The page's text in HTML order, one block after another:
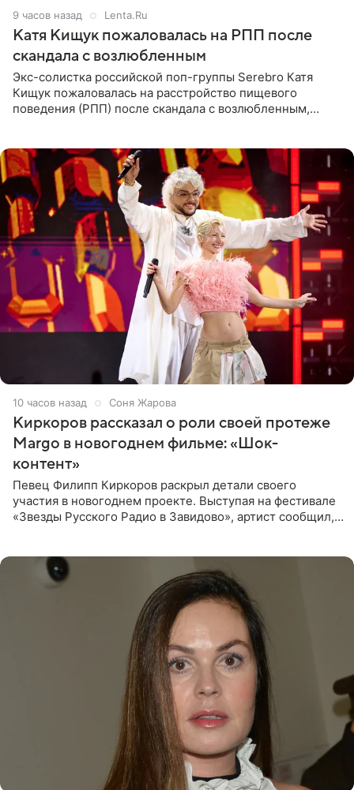
9 часов назад Lenta.Ru
Катя Кищук пожаловалась на РПП после
скандала с возлюбленным
Экс-солистка российской поп-группы Serebro Катя
Кищук пожаловалась на расстройство пищевого
поведения (РПП) после скандала с возлюбленным,
10 часов назад Соня Жарова
Киркоров рассказал о роли своей протеже
Margo в новогоднем фильме: «Шок-
контент»
Певец Филипп Киркоров раскрыл детали своего
участия в новогоднем проекте. Выступая на фестивале
«Звезды Русского Радио в Завидово», артист сообщил,